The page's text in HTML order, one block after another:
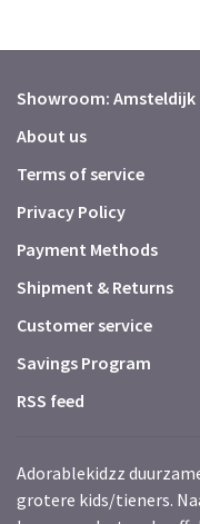
Showroom: Amsteldijk
About us
Terms of service
Privacy Policy
Payment Methods
Shipment & Returns
Customer service
Savings Program
RSS feed
Adorablekidzz
grotere kids/tieners.